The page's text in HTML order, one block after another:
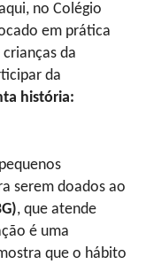
no Colégio
em prática
da
da
história:
serem doados ao
, que atende
é uma
que o hábito